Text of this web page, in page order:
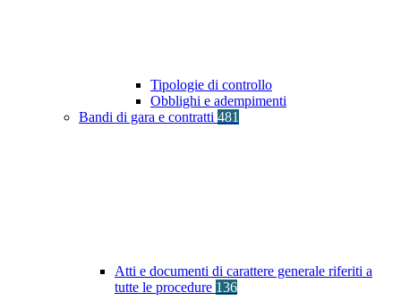
Tipologie di controllo
Obblighi e adempimenti
Bandi di gara e contratti 481
Atti e documenti di carattere generale riferiti a
tutte le procedure 136